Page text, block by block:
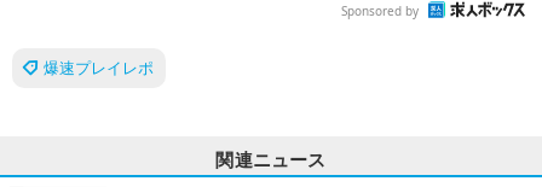
Sponsored by
爆速プレイレポ
関連ニュース